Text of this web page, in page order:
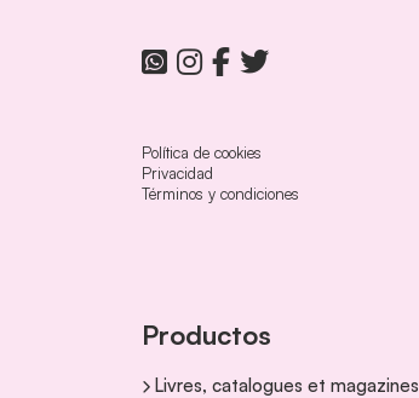
Política de cookies
Privacidad
Términos y condiciones
Productos
Livres, catalogues et magazines